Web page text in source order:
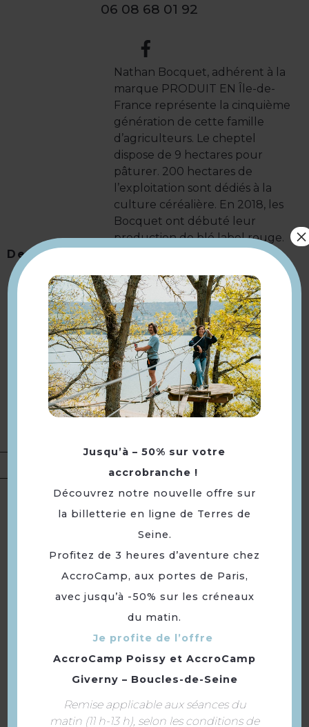
06 08 68 01 92
Description
Nathan Bocquet, adhérent à la
marque PRODUIT EN Île-de-
France représente la cinquième
génération de cette famille
d’agriculteurs. Le cheptel
dispose de 9 hectares pour
pâturer. 200 hectares de
l’exploitation sont dédiés à la
culture céréalière. En 2018, les
Bocquet ont débuté leur
production de blé label rouge.
ce jour, une fois par mois, les
adeptes de viande peuvent
venir se procurer les caissettes
préparées avec soin.
Les produits que vous
trouverez à la ferme :
Bœufs en colis et à la pièce,
Veaux en colis et à la pièce,
Saucisses et Merguez de bœuf,
Langues Langue(s) parlée(s) :Français
À voir aussi ...
Jusqu’à – 50% sur votre
accrobranche !
Découvrez notre nouvelle offre sur
la billetterie en ligne de Terres de
Seine.
Profitez de 3 heures d’aventure chez
AccroCamp, aux portes de Paris,
avec jusqu’à -50% sur les créneaux
du matin.
Je profite de l’offre
AccroCamp Poissy et AccroCamp
Giverny – Boucles-de-Seine
Remise applicable aux séances du
matin (11 h-13 h), selon les conditions de
×